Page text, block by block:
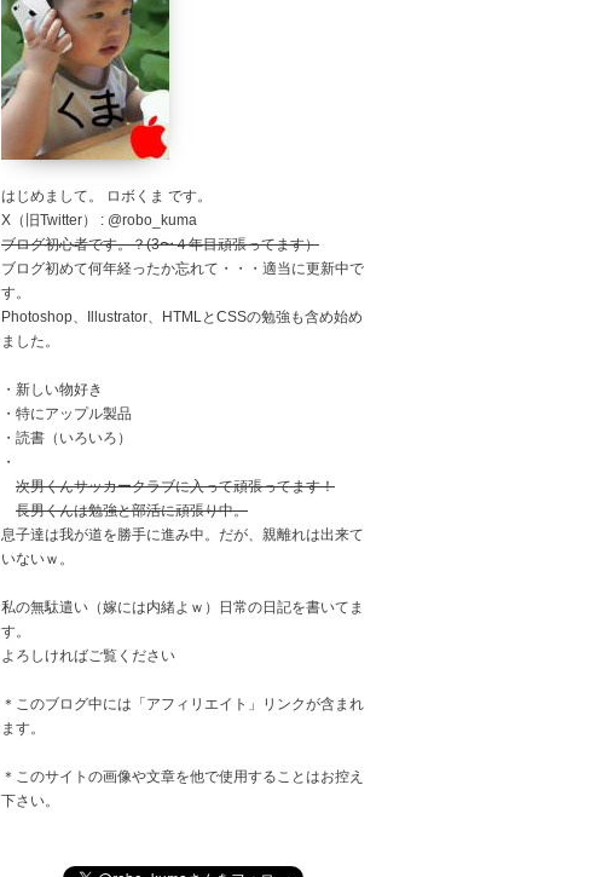
はじめまして。 ロボくま です。
X（旧Twitter） : @robo_kuma
ブログ初心者です。？(3〜４年目頑張ってます）
ブログ初めて何年経ったか忘れて・・・適当に更新中で
す。
Photoshop、Illustrator、HTMLとCSSの勉強も含め始め
ました。
・新しい物好き
・特にアップル製品
・読書（いろいろ）
・
次男くんサッカークラブに入って頑張ってます！
長男くんは勉強と部活に頑張り中。
息子達は我が道を勝手に進み中。だが、親離れは出来て
いないｗ。
私の無駄遣い（嫁には内緒よｗ）日常の日記を書いてま
す。
よろしければご覧ください
＊このブログ中には「アフィリエイト」リンクが含まれ
ます。
＊このサイトの画像や文章を他で使用することはお控え
下さい。